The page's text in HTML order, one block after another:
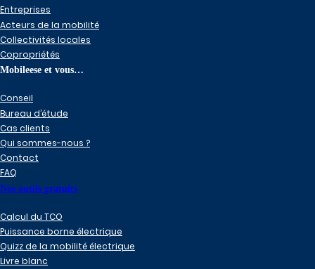
Entreprises
Acteurs de la mobilité
Collectivités locales
Copropriétés
Mobileese et vous…
Conseil
Bureau d’étude
Cas clients
Qui sommes-nous ?
Contact
FAQ
Nos outils gratuits
Calcul du TCO
Puissance borne électrique
Quizz de la mobilité électrique
Livre blanc